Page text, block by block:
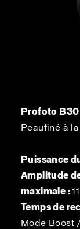
Profoto B30
Peaufiné à
Puissance
Amplitude
maximale :
Temps de
Mode Boost